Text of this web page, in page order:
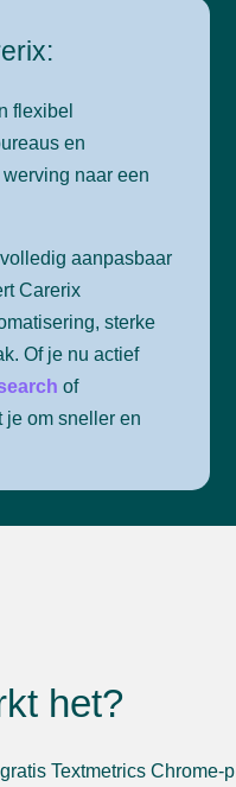
flexibel
en
naar een
aanpasbaar
Carerix
sterke
Of je nu actief
of
je om sneller en
het?
Textmetrics Chrome-